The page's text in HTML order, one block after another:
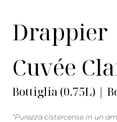
Drappier
Cuvée
Bottiglia (0.75L) |
“Purezza cistercense in un